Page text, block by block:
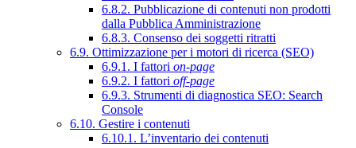
6.8.2. Pubblicazione di contenuti non prodotti
dalla Pubblica Amministrazione
6.8.3. Consenso dei soggetti ritratti
6.9. Ottimizzazione per i motori di ricerca (SEO)
6.9.1. I fattori on-page
6.9.2. I fattori off-page
6.9.3. Strumenti di diagnostica SEO: Search
Console
6.10. Gestire i contenuti
6.10.1. L’inventario dei contenuti